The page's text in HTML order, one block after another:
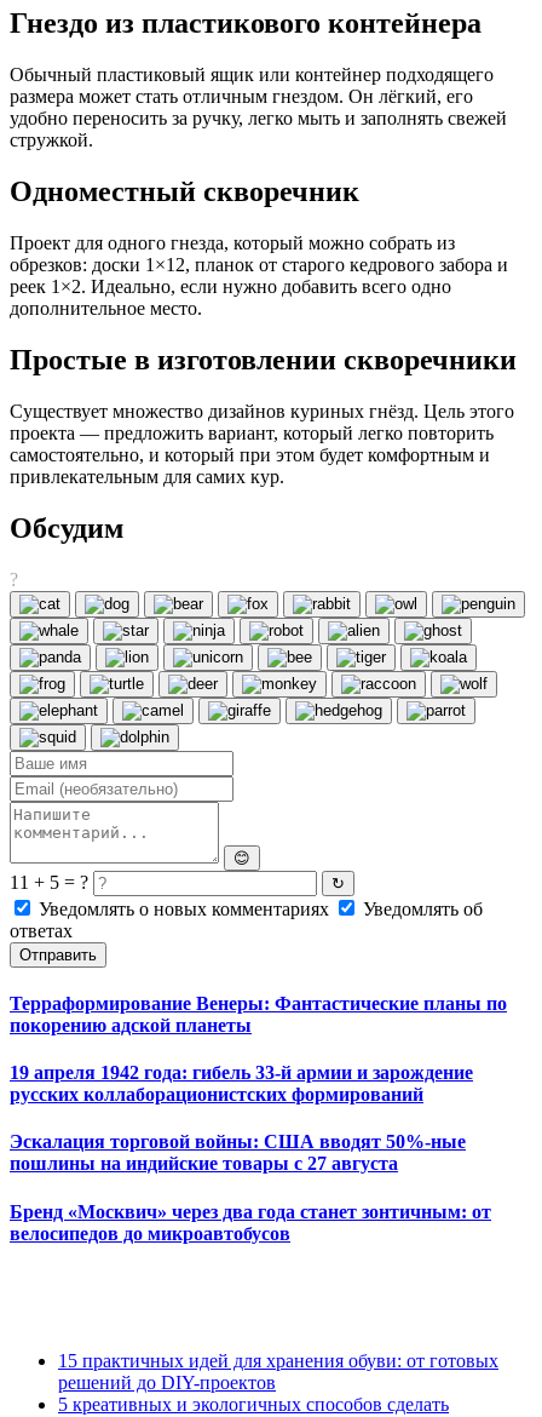
Гнездо из пластикового контейнера
Обычный пластиковый ящик или контейнер подходящего
размера может стать отличным гнездом. Он лёгкий, его
удобно переносить за ручку, легко мыть и заполнять свежей
стружкой.
Одноместный скворечник
Проект для одного гнезда, который можно собрать из
обрезков: доски 1×12, планок от старого кедрового забора и
реек 1×2. Идеально, если нужно добавить всего одно
дополнительное место.
Простые в изготовлении скворечники
Существует множество дизайнов куриных гнёзд. Цель этого
проекта — предложить вариант, который легко повторить
самостоятельно, и который при этом будет комфортным и
привлекательным для самих кур.
Обсудим
?
😊
11 + 5 = ? ↻
Уведомлять о новых комментариях
Уведомлять об
ответах
Отправить
Терраформирование Венеры: Фантастические планы по
покорению адской планеты
19 апреля 1942 года: гибель 33-й армии и зарождение
русских коллаборационистских формирований
Эскалация торговой войны: США вводят 50%-ные
пошлины на индийские товары с 27 августа
Бренд «Москвич» через два года станет зонтичным: от
велосипедов до микроавтобусов
15 практичных идей для хранения обуви: от готовых
решений до DIY-проектов
5 креативных и экологичных способов сделать